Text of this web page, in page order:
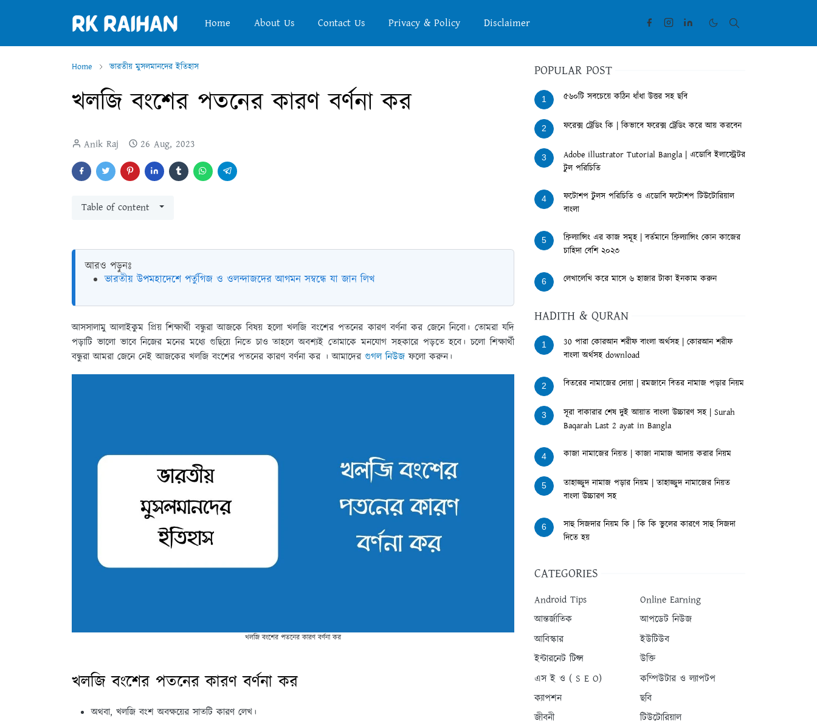
Home About Us Contact Us Privacy & Policy Disclaimer
Home ভারতীয় মুসলমানদের ইতিহাস
খলজি বংশের পতনের কারণ বর্ণনা কর
Anik Raj 26 Aug, 2023
Table of content
আরও পড়ুনঃ
ভারতীয় উপমহাদেশে পর্তুগিজ ও ওলন্দাজদের আগমন সম্বন্ধে যা জান লিখ
আসসালামু আলাইকুম প্রিয় শিক্ষার্থী বন্ধুরা আজকে বিষয় হলো খলজি বংশের পতনের কারণ বর্ণনা কর জেনে নিবো। তোমরা যদি
পড়াটি ভালো ভাবে নিজের মনের মধ্যে গুছিয়ে নিতে চাও তাহলে অবশ্যই তোমাকে মনযোগ সহকারে পড়তে হবে। চলো শিক্ষার্থী
বন্ধুরা আমরা জেনে নেই আজকের খলজি বংশের পতনের কারণ বর্ণনা কর । আমাদের গুগল নিউজ ফলো করুন।
খলজি বংশের পতনের কারণ বর্ণনা কর
খলজি বংশের পতনের কারণ বর্ণনা কর
অথবা, খলজি বংশ অবক্ষয়ের সাতটি কারণ লেখ।
POPULAR POST
1 ৫৬০টি সবচেয়ে কঠিন ধাঁধা উত্তর সহ ছবি
2 ফরেক্স ট্রেডিং কি | কিভাবে ফরেক্স ট্রেডিং করে আয় করবেন
3
Adobe illustrator Tutorial Bangla | এডোবি ইলাস্ট্রেটর
টুল পরিচিতি
4
ফটোশপ টুলস পরিচিতি ও এডোবি ফটোশপ টিউটোরিয়াল
বাংলা
5
ফ্রিল্যান্সিং এর কাজ সমূহ | বর্তমানে ফ্রিল্যান্সিং কোন কাজের
চাহিদা বেশি ২০২৩
6 লেখালেখি করে মাসে ৬ হাজার টাকা ইনকাম করুন
HADITH & QURAN
1
30 পারা কোরআন শরীফ বাংলা অর্থসহ | কোরআন শরীফ
বাংলা অর্থসহ download
2 বিতরের নামাজের দোয়া | রমজানে বিতর নামাজ পড়ার নিয়ম
3
সূরা বাকারার শেষ দুই আয়াত বাংলা উচ্চারণ সহ | Surah
Baqarah Last 2 ayat in Bangla
4 কাজা নামাজের নিয়ত | কাজা নামাজ আদায় করার নিয়ম
5
তাহাজ্জুদ নামাজ পড়ার নিয়ম | তাহাজ্জুদ নামাজের নিয়ত
বাংলা উচ্চারণ সহ
6
সাহু সিজদার নিয়ম কি | কি কি ভুলের কারণে সাহু সিজদা
দিতে হয়
CATEGORIES
Android Tips
Online Earning
আন্তর্জাতিক
আপডেট নিউজ
আবিস্কার
ইউটিউব
ইন্টারনেট টিপ্স
উক্তি
এস ই ও ( S E O)
কম্পিউটার ও ল্যাপটপ
ক্যাপশন
ছবি
জীবনী
টিউটোরিয়াল